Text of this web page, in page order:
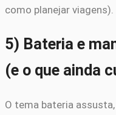
como planejar viagens).
5) Bateria e
(e o que ainda
O tema bateria